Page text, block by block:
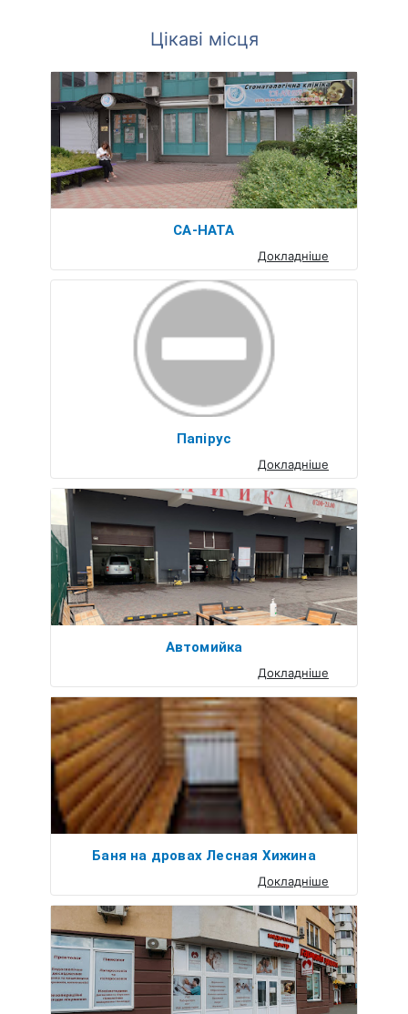
Цікаві місця
СА-НАТА
Докладніше
Папірус
Докладніше
Автомийка
Докладніше
Баня на дровах Лесная Хижина
Докладніше